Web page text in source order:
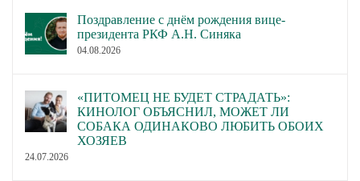
Поздравление с днём рождения вице-
президента РКФ А.Н. Синяка
04.08.2026
«ПИТОМЕЦ НЕ БУДЕТ СТРАДАТЬ»:
КИНОЛОГ ОБЪЯСНИЛ, МОЖЕТ ЛИ
СОБАКА ОДИНАКОВО ЛЮБИТЬ ОБОИХ
ХОЗЯЕВ
24.07.2026